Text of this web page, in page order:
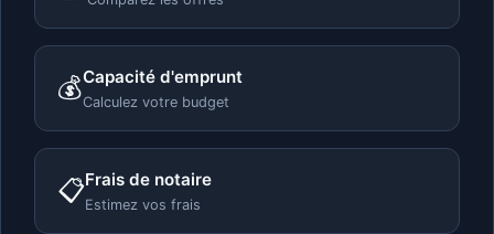
💰Capacité d'emprunt
Calculez votre budget
📋Frais de notaire
Estimez vos frais